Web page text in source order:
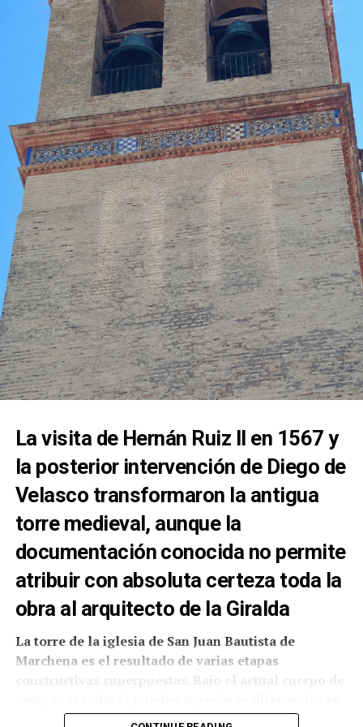
dentro de una comunidad.
La peregrinación había sido presentada
públicamente el pasado 13 de mayo en la capilla de
la Vera Cruz, coincidiendo con la festividad de
Nuestra Señora del Rosario de Fátima. Aquel acto
estuvo acompañado por el rezo del rosario por las
calles de la feligresía de San Juan, mostrando la
estrecha vinculación que la corporación mantiene
con esta advocación mariana.
Archidiócesis de Sevilla informó de otra
La visita de Hernán Ruiz II en 1567 y
la posterior intervención de Diego de
Velasco transformaron la antigua
torre medieval, aunque la
documentación conocida no permite
atribuir con absoluta certeza toda la
obra al arquitecto de la Giralda
La torre de la iglesia de San Juan Bautista de
Marchena es el resultado de varias etapas
el aparejo del ladrillo y las siluetas de dos grandes